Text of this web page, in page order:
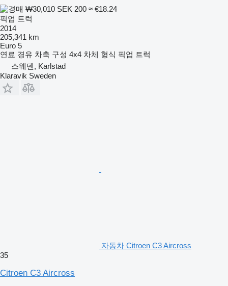
₩30,010 SEK 200 ≈ €18.24
픽업 트럭
2014
205,341 km
Euro 5
연료 경유 차축 구성 4x4 차체 형식 픽업 트럭
스웨덴, Karlstad
Klaravik Sweden
자동차 Citroen C3 Aircross
35
Citroen C3 Aircross